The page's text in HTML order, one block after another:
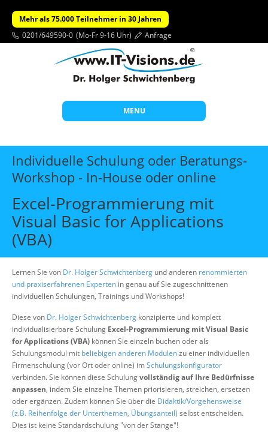
Mehr als 75.000 Teilnehmer in 30 Jahren
0201/649590-0 (Mo-Fr 9-16 Uhr) Anfrage
MENU
Start
Themen
Individuelle Schulungen
Wissen
Über uns
Suche
Individuelle Schulung oder Beratungs-
Workshop - In-House oder online
Excel-Programmierung mit
Visual Basic for Applications
(VBA)
Lernen Sie von Dr. Holger Schwichtenberg und anderen renommierten
und praxiserfahrenen Experten in genau auf Sie zugeschnittenen
individuellen Schulungen, Trainings und Workshops!
Diese von Dr. Holger Schwichtenberg konzipierte und komplett
individualisierbare Schulung Excel-Programmierung mit Visual Basic
for Applications (VBA) können Sie einzeln buchen oder als
Schulungsmodul mit beliebigen anderen Modulenzu einer individuellen
Firmenschulung (vor Ort oder online) imSchulungskonfigurator
verbinden. Sie können diese Schulungvollständig auf Ihre Bedürfnisse
anpassen, indem Sie einzelne Themen priorisieren, streichen, ersetzen
oder ergänzen. Zudem können Sie über die Didaktik/Vorgehensweise
(z.B. Reihenfolge der Unterthemen, Übungsanteil) selbst entscheiden.
Dies ist keine Standardschulung "von der Stange"!